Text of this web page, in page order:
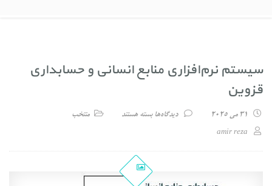
سیستم نرم‌افزاری منابع انسانی و حسابداری
قزوین
31 می 2025 دیدگاه‌هابرای سیستم نرم‌افزاری منابع انسانی و حسابداری قزوین
بسته هستند منتخب
amir reza